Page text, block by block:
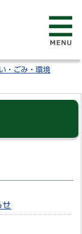
・ごみ・環境
せ